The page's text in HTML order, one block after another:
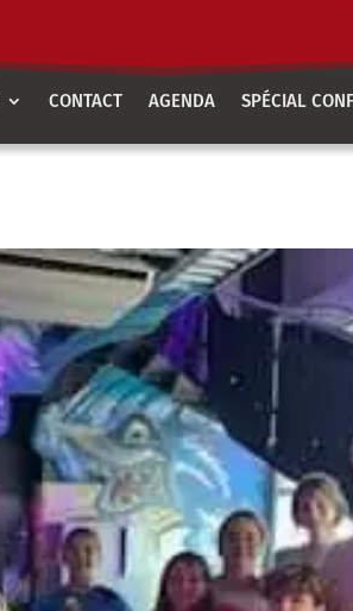
CONTACT AGENDA SPÉCIAL